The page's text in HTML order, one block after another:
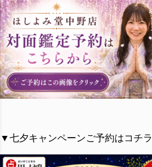
▼七夕キャンペーンご予約はコチラ